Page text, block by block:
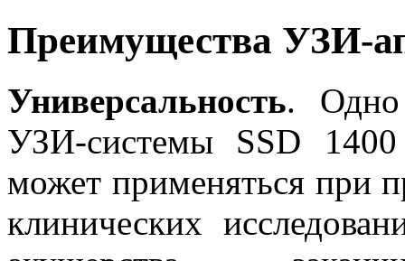
Преимущества УЗИ-
Универсальность. Одно
УЗИ-системы SSD
может применяться при
клинических